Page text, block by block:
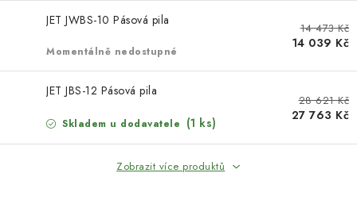
STROJE
STROJE DO DÍLNY
JET JWBS-10 Pásová pila
Momentálně nedostupné
14 473 Kč
14 039 Kč
JET JBS-12 Pásová pila
Skladem u dodavatele (1 ks)
28 621 Kč
27 763 Kč
Zobrazit více produktů